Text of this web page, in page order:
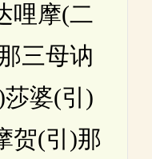
哩摩(二
三母讷
婆(引)
贺(引)那